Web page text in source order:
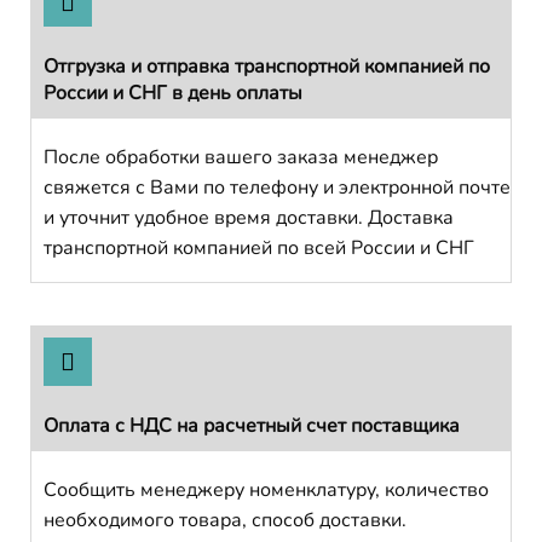
Отгрузка и отправка транспортной компанией по
России и СНГ в день оплаты
После обработки вашего заказа менеджер
свяжется с Вами по телефону и электронной почте
и уточнит удобное время доставки. Доставка
транспортной компанией по всей России и СНГ
Оплата с НДС на расчетный счет поставщика
Сообщить менеджеру номенклатуру, количество
необходимого товара, способ доставки.